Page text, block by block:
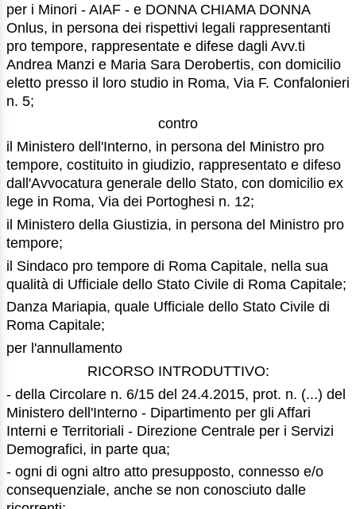
per i Minori - AIAF - e DONNA CHIAMA DONNA
Onlus, in persona dei rispettivi legali rappresentanti
pro tempore, rappresentate e difese dagli Avv.ti
Andrea Manzi e Maria Sara Derobertis, con domicilio
eletto presso il loro studio in Roma, Via F. Confalonieri
n. 5;
contro
il Ministero dell'Interno, in persona del Ministro pro
tempore, costituito in giudizio, rappresentato e difeso
dall'Avvocatura generale dello Stato, con domicilio ex
lege in Roma, Via dei Portoghesi n. 12;
il Ministero della Giustizia, in persona del Ministro pro
tempore;
il Sindaco pro tempore di Roma Capitale, nella sua
qualità di Ufficiale dello Stato Civile di Roma Capitale;
Danza Mariapia, quale Ufficiale dello Stato Civile di
Roma Capitale;
per l'annullamento
RICORSO INTRODUTTIVO:
- della Circolare n. 6/15 del 24.4.2015, prot. n. (...) del
Ministero dell'Interno - Dipartimento per gli Affari
Interni e Territoriali - Direzione Centrale per i Servizi
Demografici, in parte qua;
- ogni di ogni altro atto presupposto, connesso e/o
consequenziale, anche se non conosciuto dalle